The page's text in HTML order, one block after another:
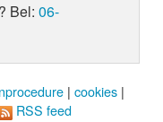
Bel:06-
| cookies |
RSS feed